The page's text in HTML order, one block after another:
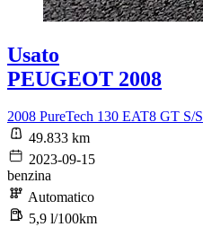
Usato
PEUGEOT 2008
2008 PureTech 130 EAT8 GT S/S
49.833 km
2023-09-15
benzina
Automatico
5,9 l/100km